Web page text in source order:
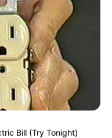
Bill (Try Tonight)